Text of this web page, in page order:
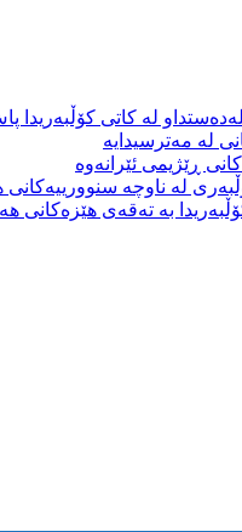
لە کاتی
لە مەترسیدایە
ڕێژیمی ئێرانەوە
لە ناوچە سنوورییەکانی
بە تەقەی هێزەکانی